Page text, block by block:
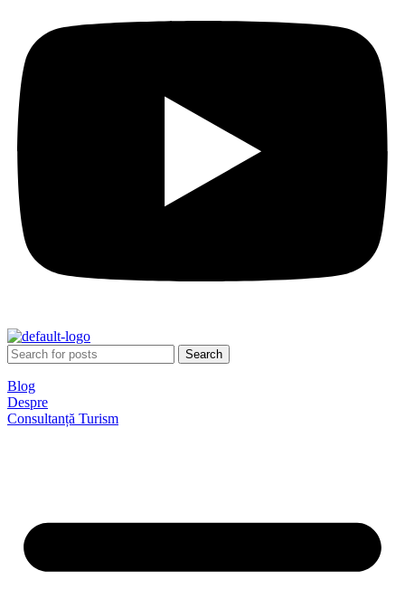
Search
Blog
Despre
Consultanță Turism